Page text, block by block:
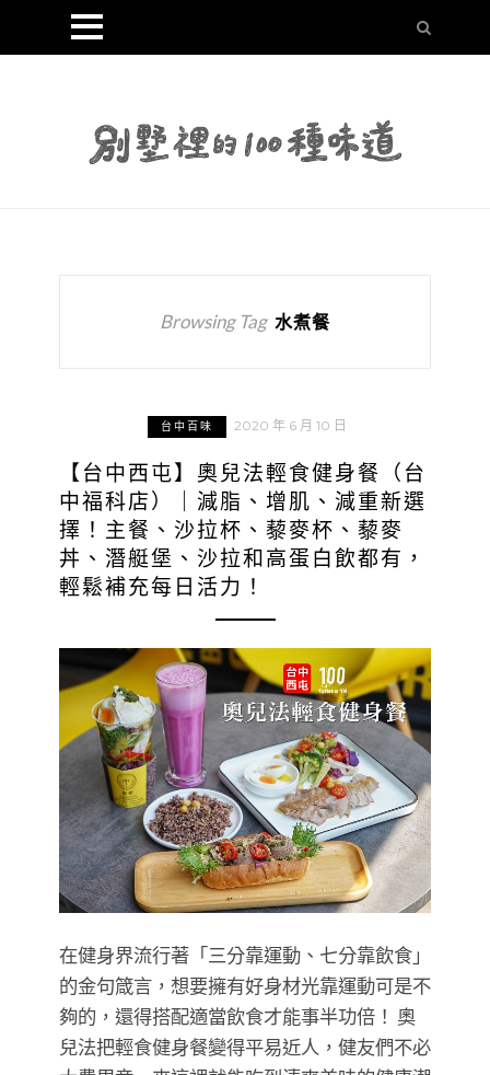
Browsing Tag 水煮餐
台中百味 2020 年 6 月 10 日
【台中西屯】奧兒法輕食健身餐（台
中福科店）｜減脂、增肌、減重新選
擇！主餐、沙拉杯、藜麥杯、藜麥
丼、潛艇堡、沙拉和高蛋白飲都有，
輕鬆補充每日活力！
在健身界流行著「三分靠運動、七分靠飲食」
的金句箴言，想要擁有好身材光靠運動可是不
夠的，還得搭配適當飲食才能事半功倍！ 奧
兒法把輕食健身餐變得平易近人，健友們不必